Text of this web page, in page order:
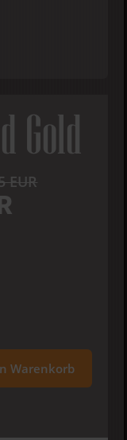
Gold
EUR
Warenkorb